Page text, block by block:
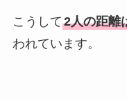
こうして2人の距離
われています。